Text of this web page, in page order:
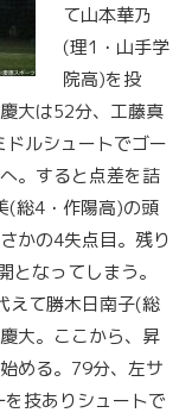
て山本華乃
(理1・山手学
院高)を投
大は52分、工藤真
ルシュートでゴー
。すると点差を詰
(総4・作陽高)の頭
かの4失点目。残り
なってしまう。
えて勝木日南子(総
大。ここから、昇
める。79分、左サ
技ありシュートで